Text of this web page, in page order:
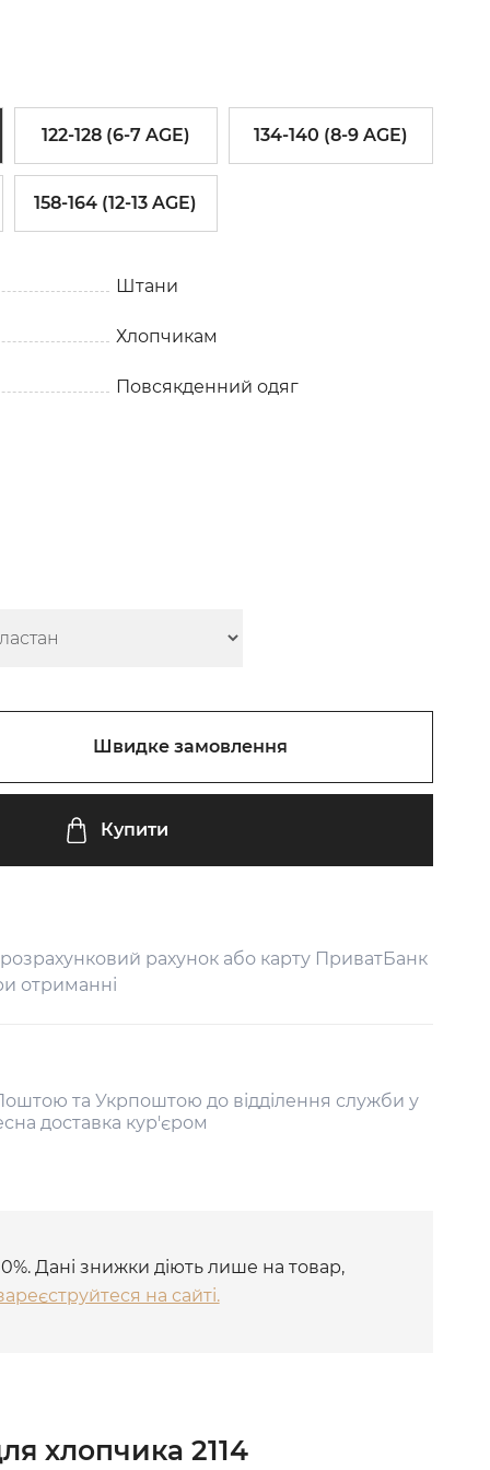
122-128 (6-7 AGE) 134-140 (8-9 AGE)
158-164 (12-13 AGE)
Штани
Хлопчикам
Повсякденний одяг
Швидке замовлення
Купити
рахунок або карту ПриватБанк
отриманні
та Укрпоштою до відділення служби у
доставка кур'єром
Дані знижки діють лише на товар,
на сайті.
хлопчика 2114